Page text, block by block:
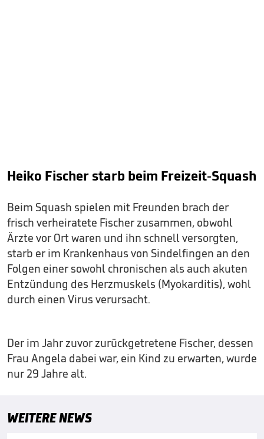
Heiko Fischer starb beim Freizeit-Squash
Beim Squash spielen mit Freunden brach der
frisch verheiratete Fischer zusammen, obwohl
Ärzte vor Ort waren und ihn schnell versorgten,
starb er im Krankenhaus von Sindelfingen an den
Folgen einer sowohl chronischen als auch akuten
Entzündung des Herzmuskels (Myokarditis), wohl
durch einen Virus verursacht.
Der im Jahr zuvor zurückgetretene Fischer, dessen
Frau Angela dabei war, ein Kind zu erwarten, wurde
nur 29 Jahre alt.
WEITERE NEWS